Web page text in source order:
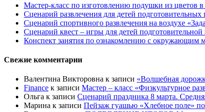
Мастер-класс по изготовлению подушки из цветов
Сценарий развлечения для детей
Сценарий спортивного развлечения на воздухе
Сценарий квест – игры для детей
Конспект занятия по ознакомлению с окружающим
Свежие комментарии
Валентина Викторовна к записи «Волшебная
Finance к записи Мастер – класс «Физкультурное
Ольга к записи Сценарий праздника 8 марта.
Марина к записи Пейзаж гуашью «Хлебное поле»